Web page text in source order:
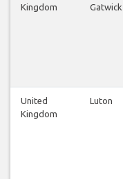
Kingdom
Gatwick
United
Kingdom
Luton